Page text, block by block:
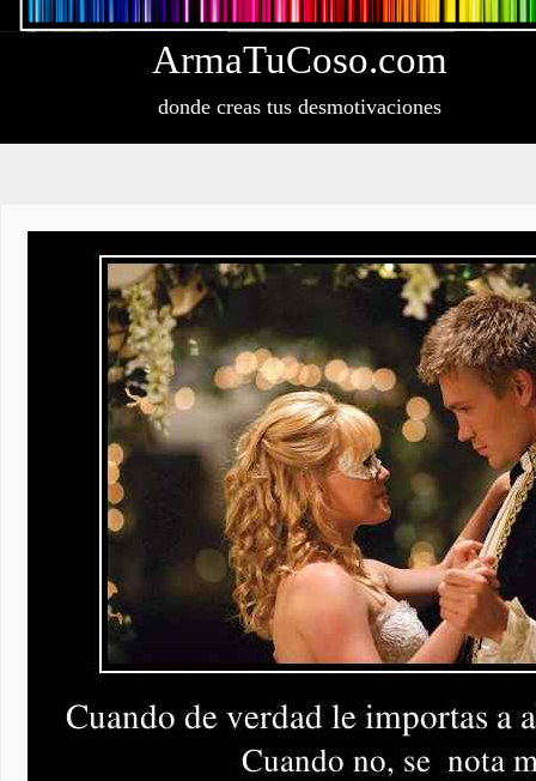
ArmaTuCoso.com
donde creas tus desmotivaciones